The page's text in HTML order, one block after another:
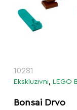
10281
Ekskluzivni, LEGO
Bonsai Drvo